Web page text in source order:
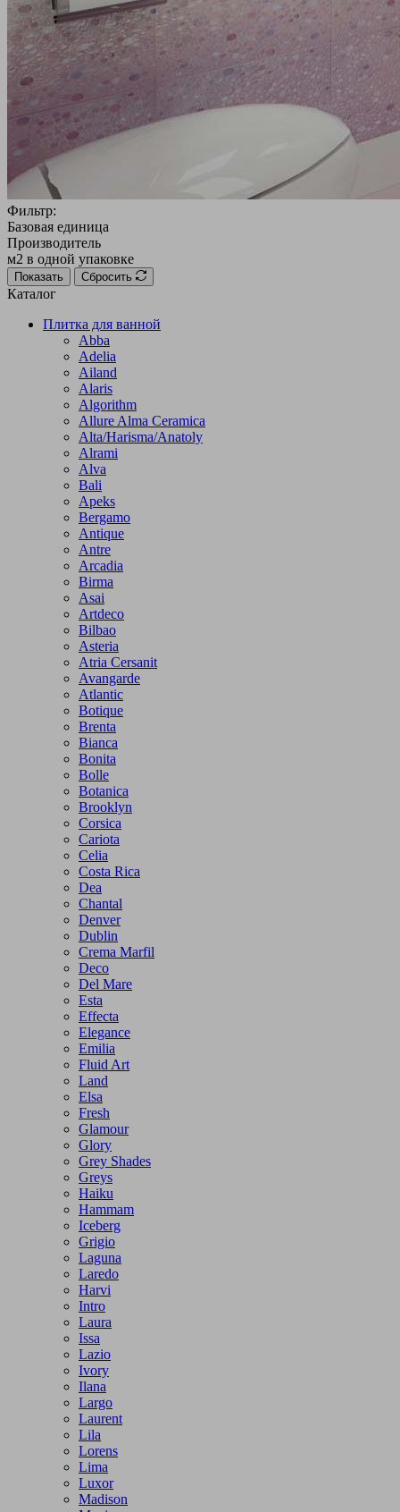
Фильтр:
Базовая единица
Производитель
м2 в одной упаковке
Показать Сбросить
Каталог
Плитка для ванной
Abba
Adelia
Ailand
Alaris
Algorithm
Allure Alma Ceramica
Alta/Harisma/Anatoly
Alrami
Alva
Bali
Apeks
Bergamo
Antique
Antre
Arcadia
Birma
Asai
Artdeco
Bilbao
Asteria
Atria Cersanit
Avangarde
Atlantic
Botique
Brenta
Bianca
Bonita
Bolle
Botanica
Brooklyn
Corsica
Cariota
Celia
Costa Rica
Dea
Chantal
Denver
Dublin
Crema Marfil
Deco
Del Mare
Esta
Effecta
Elegance
Emilia
Fluid Art
Land
Elsa
Fresh
Glamour
Glory
Grey Shades
Greys
Haiku
Hammam
Iceberg
Grigio
Laguna
Laredo
Harvi
Intro
Laura
Issa
Lazio
Ivory
Ilana
Largo
Laurent
Lila
Lorens
Lima
Luxor
Madison